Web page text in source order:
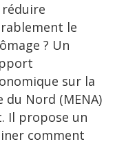
réduire
le
? Un
sur la
Nord (MENA)
Il propose un
comment